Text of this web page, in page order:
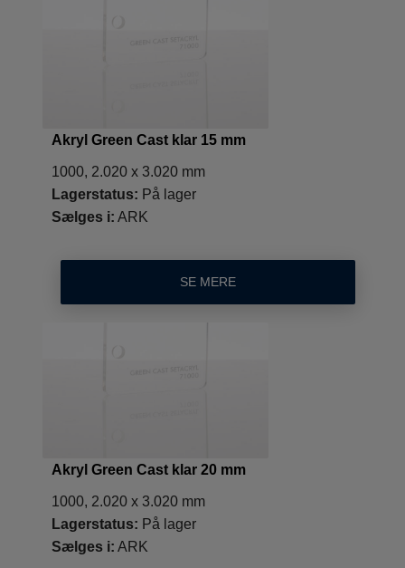
Akryl Green Cast klar 15 mm
1000, 2.020 x 3.020 mm
Lagerstatus: På lager
Sælges i: ARK
SE MERE
Akryl Green Cast klar 20 mm
1000, 2.020 x 3.020 mm
Lagerstatus: På lager
Sælges i: ARK